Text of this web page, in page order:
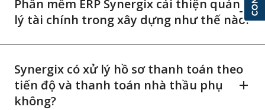
Phần mềm ERP Synergix cải thiện quản
lý tài chính trong xây dựng như thế nào?
Synergix có xử lý hồ sơ thanh toán theo
tiến độ và thanh toán nhà thầu phụ
không?